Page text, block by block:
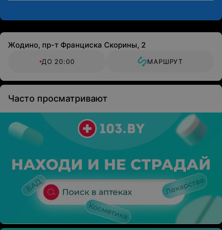
Жодино, пр-т Франциска Скорины, 2
ДО 20:00 МАРШРУТ
Часто просматривают